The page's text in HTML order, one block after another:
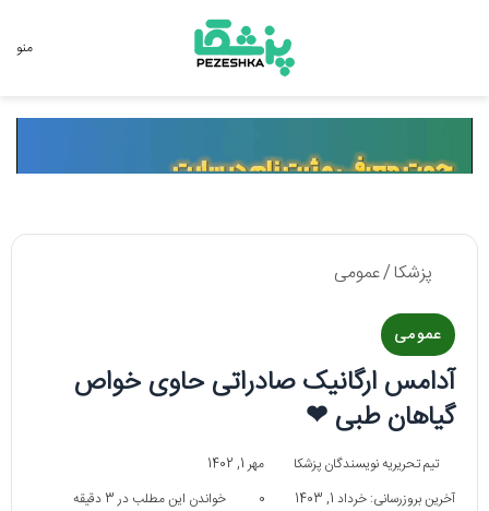
منو
پزشکا/عمومی
عمومی
آدامس ارگانیک صادراتی حاوی خواص
گیاهان طبی ❤
تیم تحریریه نویسندگان پزشکا
مهر 1, 1402
آخرین بروزرسانی: خرداد 1, 1403
0 خواندن این مطلب در 3 دقیقه